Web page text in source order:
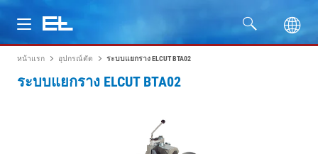
ผลิตภัณฑ์
หน้าแรก อุปกรณ์ตัด ระบบแยกราง ELCUT BTA02
ระบบแยกราง ELCUT BTA02